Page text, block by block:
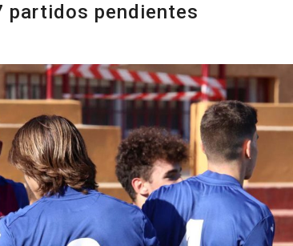
partidos pendientes